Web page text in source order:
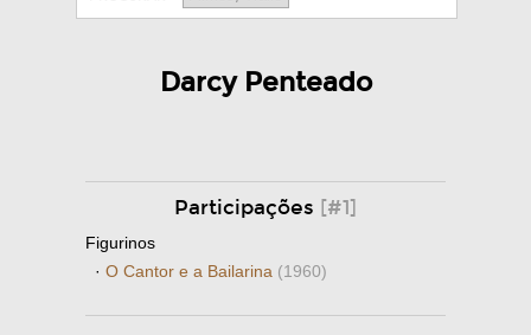
Darcy Penteado
Participações [#1]
Figurinos
· O Cantor e a Bailarina (1960)